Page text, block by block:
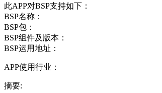
此APP对BSP支持如下：
BSP名称：
BSP包：
BSP组件及版本：
BSP运用地址：
APP使用行业：
摘要: